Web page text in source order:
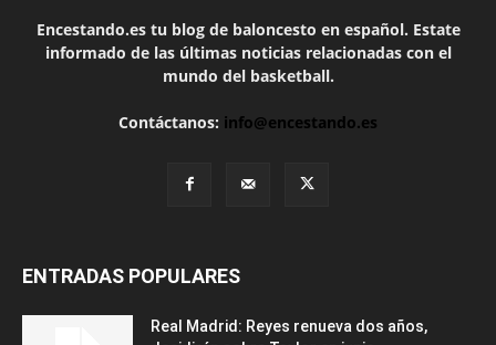
Encestando.es tu blog de baloncesto en español. Estate
informado de las últimas noticias relacionadas con el
mundo del basketball.
Contáctanos: info@encestando.es
ENTRADAS POPULARES
Real Madrid: Reyes renueva dos años,